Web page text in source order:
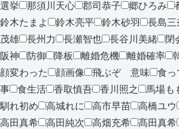
選挙
那須川天心 郡司恭子 郷ひろみ
鈴木たまよ
鈴木亮平 鈴木砂羽 長島三
茂雄
長州力 長瀬智也 長谷川美緒 閉
阪神
防御 降板 離婚危機 離婚確率
顔変わった
顔画像 飛ぶぞ 意味 食
事
食生活 香取慎吾 香川照之 馬場も
馴れ初め
高城れに 高市早苗 高橋ユウ
高田真希
高田純次 高畑充希 髙田真希